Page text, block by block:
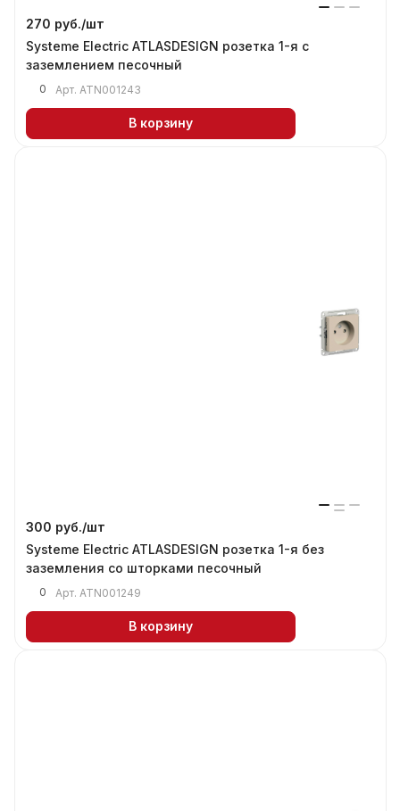
270 руб./шт
Systeme Electric ATLASDESIGN розетка 1-я с
заземлением песочный
0 Арт. ATN001243
В корзину
300 руб./шт
Systeme Electric ATLASDESIGN розетка 1-я без
заземления со шторками песочный
0 Арт. ATN001249
В корзину